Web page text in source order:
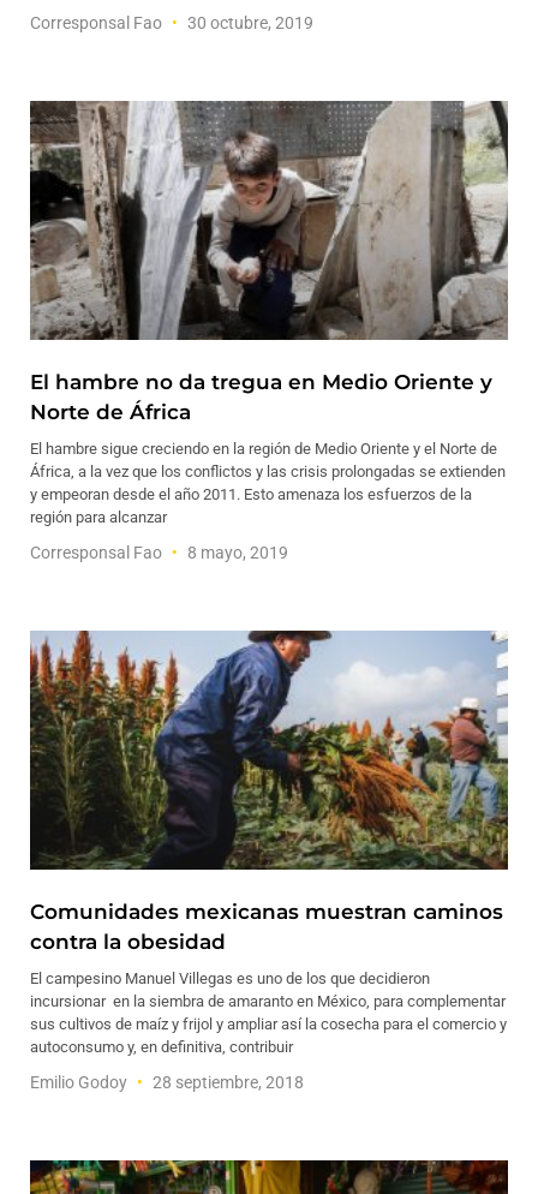
Corresponsal Fao 30 octubre, 2019
El hambre no da tregua en Medio Oriente y
Norte de África
El hambre sigue creciendo en la región de Medio Oriente y el Norte de
África, a la vez que los conflictos y las crisis prolongadas se extienden
y empeoran desde el año 2011. Esto amenaza los esfuerzos de la
región para alcanzar
Corresponsal Fao 8 mayo, 2019
Comunidades mexicanas muestran caminos
contra la obesidad
El campesino Manuel Villegas es uno de los que decidieron
incursionar en la siembra de amaranto en México, para complementar
sus cultivos de maíz y frijol y ampliar así la cosecha para el comercio y
autoconsumo y, en definitiva, contribuir
Emilio Godoy 28 septiembre, 2018